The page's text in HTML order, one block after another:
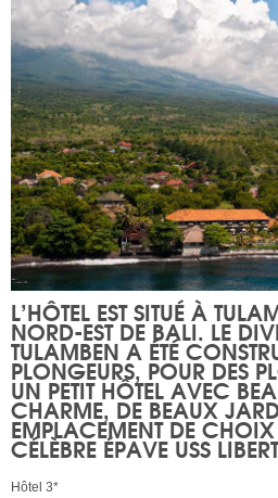
L’HÔTEL EST SITUÉ À
NORD-EST DE BALI. LE
TULAMBENA ÉTÉ
PLONGEURS, POUR DES
UN PETIT HÔTEL AVEC
CHARME, DE BEAUX
EMPLACEMENT DE
CÉLÈBRE ÉPAVE USS
Hôtel 3*